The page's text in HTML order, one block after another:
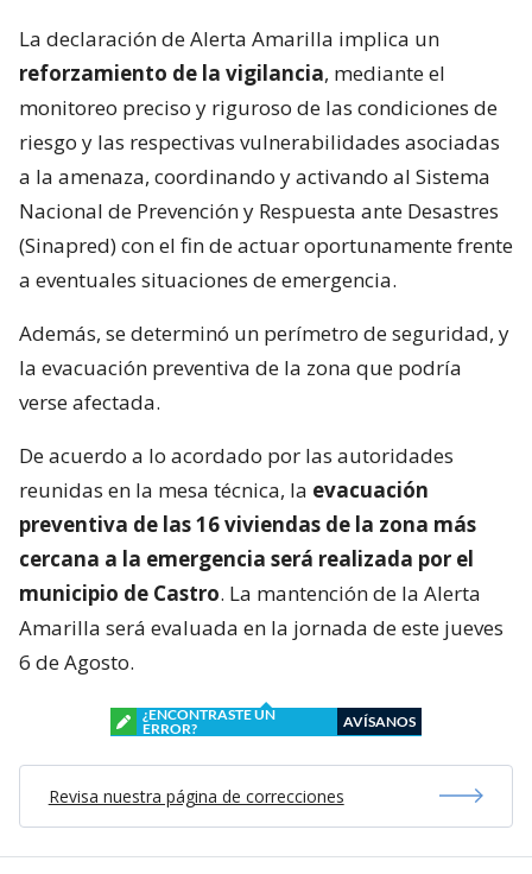
La declaración de Alerta Amarilla implica un
reforzamiento de la vigilancia, mediante el
monitoreo preciso y riguroso de las condiciones de
riesgo y las respectivas vulnerabilidades asociadas
a la amenaza, coordinando y activando al Sistema
Nacional de Prevención y Respuesta ante Desastres
(Sinapred) con el fin de actuar oportunamente frente
a eventuales situaciones de emergencia.
Además, se determinó un perímetro de seguridad, y
la evacuación preventiva de la zona que podría
verse afectada.
De acuerdo a lo acordado por las autoridades
reunidas en la mesa técnica, la evacuación
preventiva de las 16 viviendas de la zona más
cercana a la emergencia será realizada por el
municipio de Castro. La mantención de la Alerta
Amarilla será evaluada en la jornada de este jueves
6 de Agosto.
¿ENCONTRASTE UN
ERROR?
AVÍSANOS
Revisa nuestra página de correcciones